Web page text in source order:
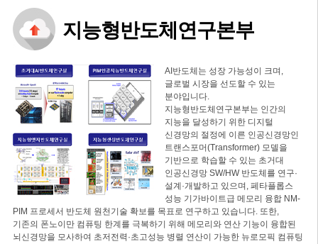
지능형반도체연구본부
AI반도체는 성장 가능성이 크며,
글로벌 시장을 선도할 수 있는
분야입니다.
지능형반도체연구본부는 인간의
지능을 달성하기 위한 디지털
신경망의 절정에 이른 인공신경망인
트랜스포머(Transformer) 모델을
기반으로 학습할 수 있는 초거대
인공신경망 SW/HW 반도체를 연구·
설계·개발하고 있으며, 페타플롭스
성능 기가바이트급 메모리 융합 NM-
PIM 프로세서 반도체 원천기술 확보를 목표로 연구하고 있습니다. 또한,
기존의 폰노이만 컴퓨팅 한계를 극복하기 위해 메모리와 연산 기능이 융합된
뇌신경망을 모사하여 초저전력·초고성능 병렬 연산이 가능한 뉴로모픽 컴퓨팅